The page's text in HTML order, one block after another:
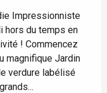
Impressionniste
hors du temps en
! Commencez
magnifique Jardin
verdure labélisé